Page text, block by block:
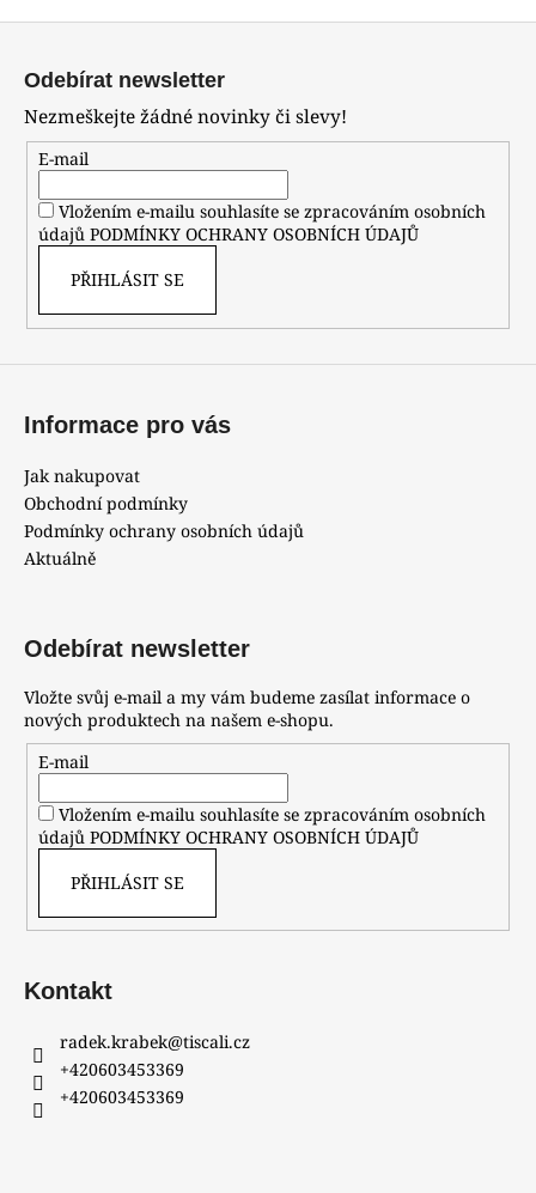
Odebírat newsletter
Nezmeškejte žádné novinky či slevy!
E-mail
Vložením e-mailu souhlasíte se zpracováním osobních
údajů PODMÍNKY OCHRANY OSOBNÍCH ÚDAJŮ
PŘIHLÁSIT SE
Informace pro vás
Jak nakupovat
Obchodní podmínky
Podmínky ochrany osobních údajů
Aktuálně
Odebírat newsletter
Vložte svůj e-mail a my vám budeme zasílat informace o
nových produktech na našem e-shopu.
E-mail
Vložením e-mailu souhlasíte se zpracováním osobních
údajů PODMÍNKY OCHRANY OSOBNÍCH ÚDAJŮ
PŘIHLÁSIT SE
Kontakt
radek.krabek@tiscali.cz
+420603453369
+420603453369